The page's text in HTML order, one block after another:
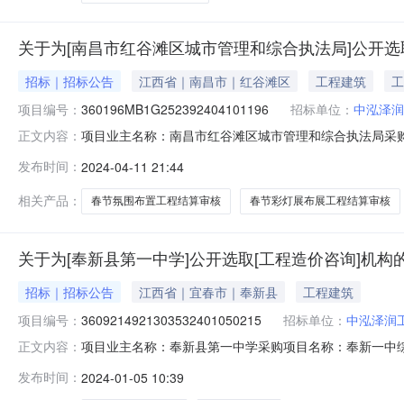
关于为[南昌市红谷滩区城市管理和综合执法局]公开
招标｜招标公告 江西省｜南昌市｜红谷滩区 工程建筑
项目编号： 360196MB1G252392404101196 招标单位： 中泓泽
正文内容： 项目业主名称：南昌市红谷滩区城市管理和综合执法局
项目：否投资审批项目编码：无采购项目编码：
竞价服务
发布时间： 2024-04-11 21:44
相关产品：
春节氛围布置工程结算审核 春节彩灯展布展工程结算审核
关于为[奉新县第一中学]公开选取[工程造价咨询]机构
招标｜招标公告 江西省｜宜春市｜奉新县
工程建筑
项目编号： 3609214921303532401050215 招标单位： 中泓泽润
正文内容： 项目业主名称：奉新县第一中学采购项目名称：奉新一
会服务司法鉴定收费项目及标准的批复》发改收费字
发布时间： 2024-01-05 10:39